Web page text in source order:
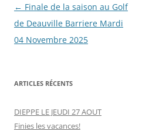
Navigation
des
articles
← Finale de la saison au Golf
de Deauville Barriere Mardi
04 Novembre 2025
ARTICLES RÉCENTS
DIEPPE LE JEUDI 27 AOUT
Finies les vacances!